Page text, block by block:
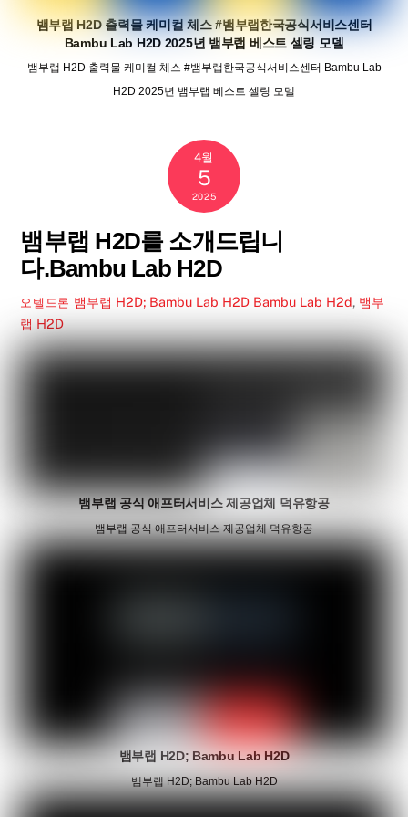
뱀부랩 H2D 출력물 케미컬 체스 #뱀부랩한국공식서비스센터
Bambu Lab H2D 2025년 뱀부랩 베스트 셀링 모델
뱀부랩 H2D 출력물 케미컬 체스 #뱀부랩한국공식서비스센터 Bambu Lab
H2D 2025년 뱀부랩 베스트 셀링 모델
4월
5
2025
뱀부랩 H2D를 소개드립니
다.Bambu Lab H2D
오텔드론 뱀부랩 H2D; Bambu Lab H2D Bambu Lab H2d, 뱀부
랩 H2D
뱀부랩 공식 애프터서비스 제공업체 덕유항공
뱀부랩 공식 애프터서비스 제공업체 덕유항공
뱀부랩 H2D; Bambu Lab H2D
뱀부랩 H2D; Bambu Lab H2D